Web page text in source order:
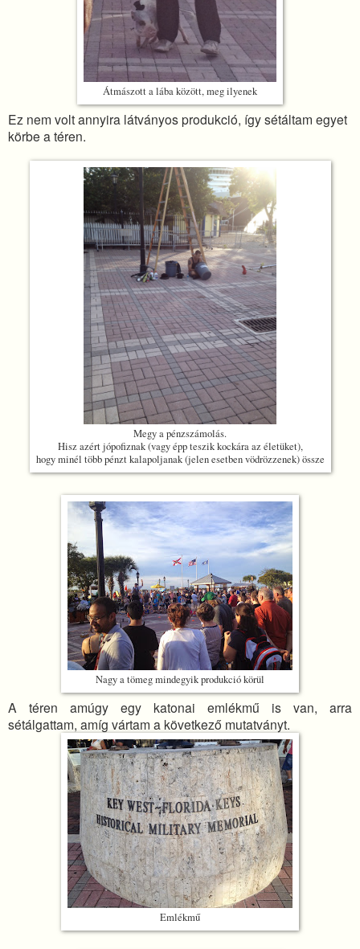
Átmászott a lába között, meg ilyenek
Ez nem volt annyira látványos produkció, így sétáltam egyet
körbe a téren.
Megy a pénzszámolás.
Hisz azért jópofiznak (vagy épp teszik kockára az életüket),
hogy minél több pénzt kalapoljanak (jelen esetben vödrözzenek) össze
Nagy a tömeg mindegyik produkció körül
A téren amúgy egy katonai emlékmű is van, arra
sétálgattam, amíg vártam a következő mutatványt.
Emlékmű